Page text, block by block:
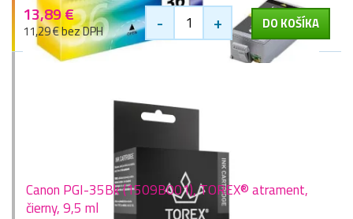
13,89 €
11,29 € bez DPH - + DO KOŠÍKA
Canon PGI-35Bk (1509B001), TOREX® atrament,
čierny, 9,5 ml